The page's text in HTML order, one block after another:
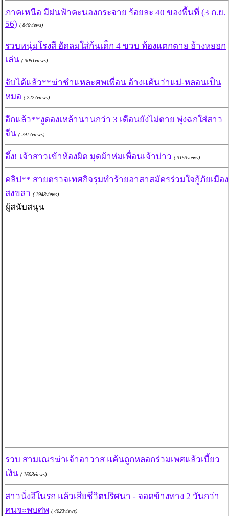
ภาคเหนือ มีฝนฟ้าคะนองกระจาย ร้อยละ 40 ของพื้นที่ (3 ก.ย.
56) ( 846views)
รวบหนุ่มโรงสี อัดลมใส่ก้นเด็ก 4 ขวบ ท้องแตกตาย อ้างหยอก
เล่น ( 3051views)
จับได้แล้ว**ฆ่าชำแหละศพเพื่อน อ้างแค้นว่าแม่-หลอนเป็น
หมอ ( 2227views)
อีกแล้ว**งูดองเหล้านานกว่า 3 เดือนยังไม่ตาย พุ่งฉกใส่สาว
จีน ( 2917views)
อึ้ง! เจ้าสาวเข้าห้องผิด มุดผ้าห่มเพื่อนเจ้าบ่าว ( 3153views)
คลิป** สายตรวจเทศกิจรุมทำร้ายอาสาสมัครร่วมใจกู้ภัยเมือง
สงขลา ( 1948views)
ผู้สนับสนุน
รวบ สามเณรฆ่าเจ้าอาวาส แค้นถูกหลอกร่วมเพศแล้วเบี้ยว
เงิน ( 1608views)
สาวนั่งอึในรถ แล้วเสียชีวิตปริศนา - จอดข้างทาง 2 วันกว่า
คนจะพบศพ ( 4023views)